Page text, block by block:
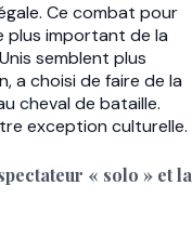
Ce combat pour
plus important de la
semblent plus
a choisi de faire de la
cheval de bataille.
exception culturelle.
« solo » et la